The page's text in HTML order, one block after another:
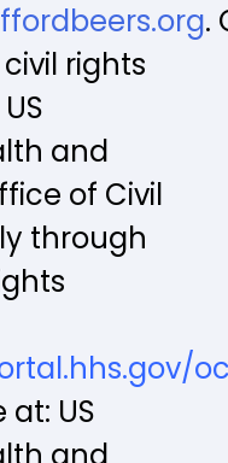
.
rights
and
of Civil
through
US